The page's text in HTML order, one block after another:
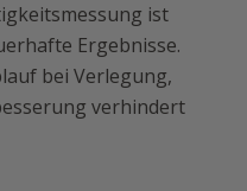
ist
Ergebnisse.
bei Verlegung,
verhindert